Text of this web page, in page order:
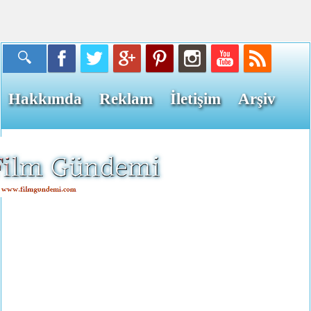
Hakkımda Reklam İletişim Arşiv